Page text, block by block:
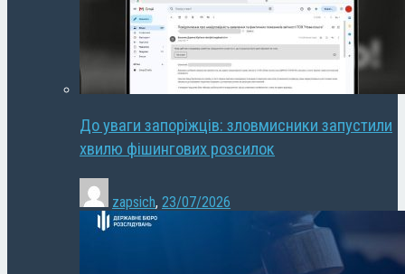
До уваги запоріжців: зловмисники запустили
хвилю фішингових розсилок
zapsich, 23/07/2026